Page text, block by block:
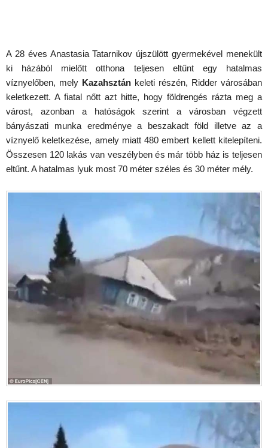
A 28 éves Anastasia Tatarnikov újszülött gyermekével menekült
ki házából mielőtt otthona teljesen eltűnt egy hatalmas
víznyelőben, mely Kazahsztán keleti részén, Ridder városában
keletkezett. A fiatal nőtt azt hitte, hogy földrengés rázta meg a
várost, azonban a hatóságok szerint a városban végzett
bányászati munka eredménye a beszakadt föld illetve az a
víznyelő keletkezése, amely miatt 480 embert kellett kitelepíteni.
Összesen 120 lakás van veszélyben és már több ház is teljesen
eltűnt. A hatalmas lyuk most 70 méter széles és 30 méter mély.